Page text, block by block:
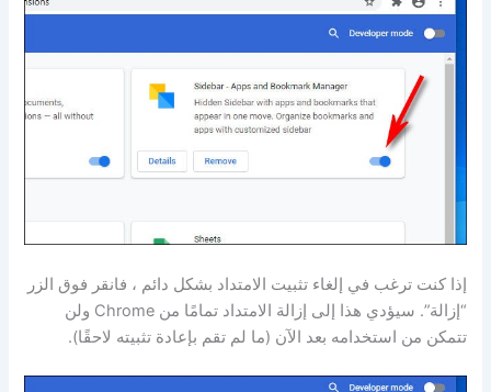
إذا كنت ترغب في إلغاء تثبيت الامتداد بشكل دائم ، فانقر فوق الزر
“إزالة”. سيؤدي هذا إلى إزالة الامتداد تمامًا من Chrome ولن
تتمكن من استخدامه بعد الآن (ما لم تقم بإعادة تثبيته لاحقًا).